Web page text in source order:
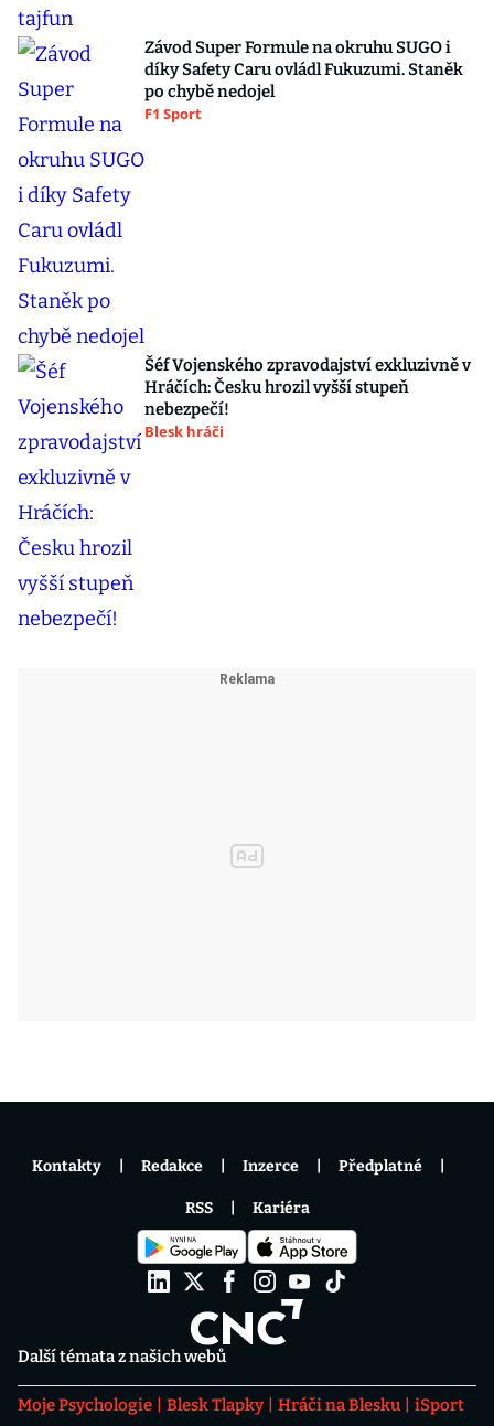
Závod Super Formule na okruhu SUGO i
díky Safety Caru ovládl Fukuzumi. Staněk
po chybě nedojel
F1 Sport
Šéf Vojenského zpravodajství exkluzivně v
Hráčích: Česku hrozil vyšší stupeň
nebezpečí!
Blesk hráči
Další témata z našich webů
Moje Psychologie Blesk Tlapky Hráči na Blesku iSport
Kontakty Redakce Inzerce Předplatné
RSS Kariéra